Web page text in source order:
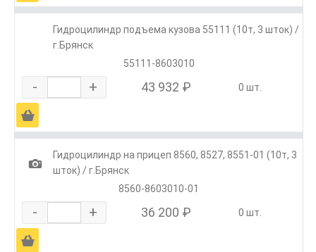
Гидроцилиндр подъема кузова 55111 (10т, 3 шток) /
г.Брянск
55111-8603010
- + 43 932 ₽ 0 шт.
Ä
1
Гидроцилиндр на прицеп 8560, 8527, 8551-01 (10т, 3
шток) / г.Брянск
8560-8603010-01
- + 36 200 ₽ 0 шт.
Ä